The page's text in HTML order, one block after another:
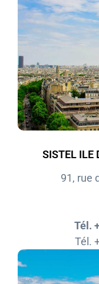
SISTEL ILE
91, rue
Tél.
Tél.